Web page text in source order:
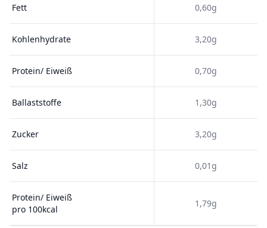
Fett 0,60g
Kohlenhydrate 3,20g
Protein/ Eiweiß 0,70g
Ballaststoffe 1,30g
Zucker 3,20g
Salz 0,01g
Protein/ Eiweiß
pro 100kcal
1,79g